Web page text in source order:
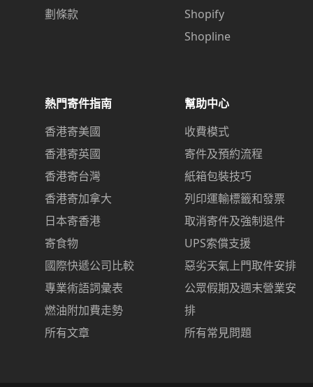
劃條款
Shopify
Shopline
熱門寄件指南
香港寄美國
香港寄英國
香港寄台灣
香港寄加拿大
日本寄香港
寄食物
國際快遞公司比較
專業術語詞彙表
燃油附加費走勢
所有文章
幫助中心
收費模式
寄件及預約流程
紙箱包裝技巧
列印運輸標籤和發票
取消寄件及強制退件
UPS索償支援
惡劣天氣上門取件安排
公眾假期及週末營業安
排
所有常見問題